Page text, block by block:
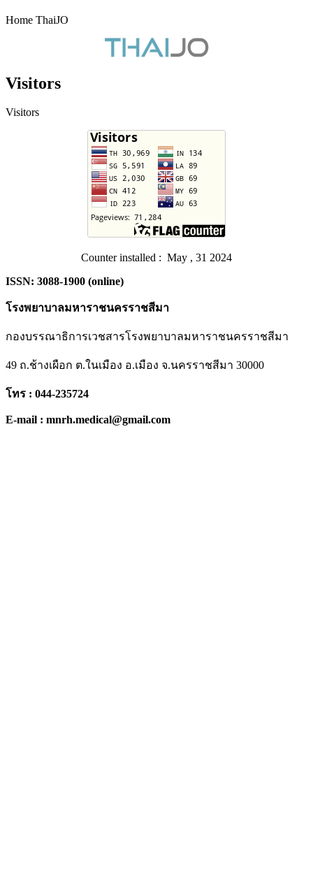
Home ThaiJO
Visitors
Visitors
Counter installed : May , 31 2024
ISSN: 3088-1900 (online)
โรงพยาบาลมหาราชนครราชสีมา
กองบรรณาธิการเวชสารโรงพยาบาลมหาราชนครราชสีมา
49 ถ.ช้างเผือก ต.ในเมือง อ.เมือง จ.นครราชสีมา 30000
โทร : 044-235724
E-mail : mnrh.medical@gmail.com